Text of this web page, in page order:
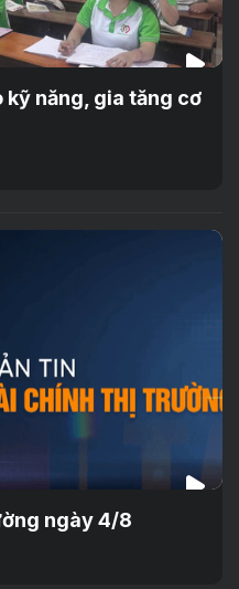
kỹ năng, gia tăng cơ
ngày 4/8